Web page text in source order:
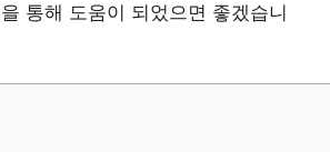
통해 도움이 되었으면 좋겠습니